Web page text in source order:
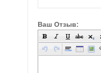
Ваш Отзыв: